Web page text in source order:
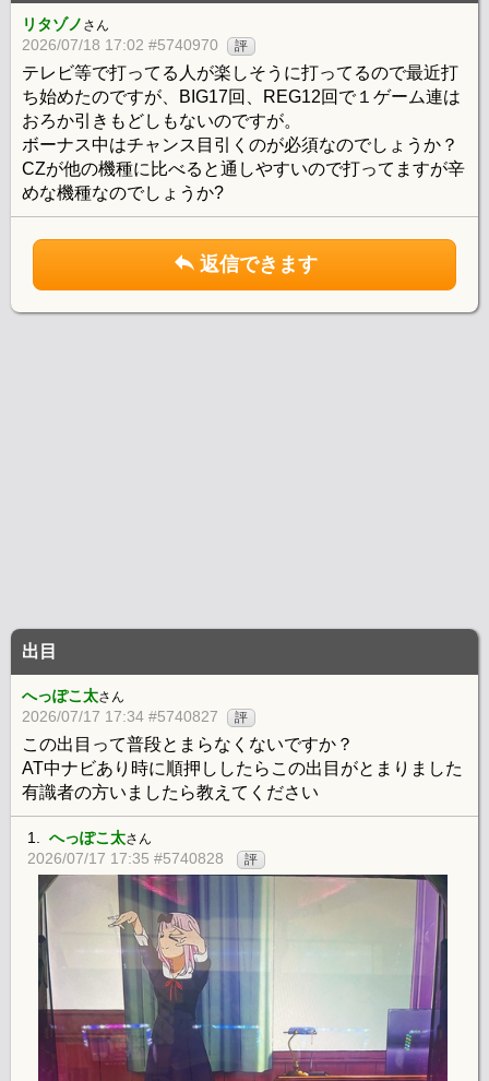
リタゾノ さん
2026/07/18 17:02 #5740970 評
テレビ等で打ってる人が楽しそうに打ってるので最近打
ち始めたのですが、BIG17回、REG12回で１ゲーム連は
おろか引きもどしもないのですが。
ボーナス中はチャンス目引くのが必須なのでしょうか？
CZが他の機種に比べると通しやすいので打ってますが辛
めな機種なのでしょうか?
返信できます
出目
へっぽこ太さん
2026/07/17 17:34 #5740827 評
この出目って普段とまらなくないですか？
AT中ナビあり時に順押ししたらこの出目がとまりました
有識者の方いましたら教えてください
1. へっぽこ太さん
2026/07/17 17:35 #5740828 評